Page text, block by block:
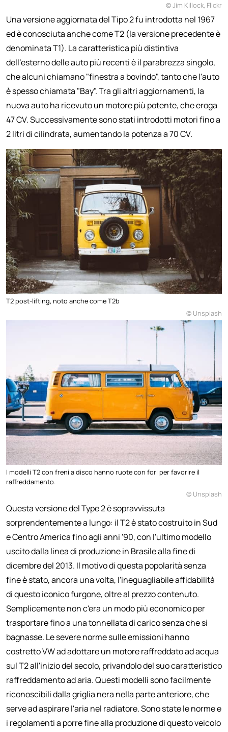
© Jim Killock, Flickr
Una versione aggiornata del Tipo 2 fu introdotta nel 1967
ed è conosciuta anche come T2 (la versione precedente è
denominata T1). La caratteristica più distintiva
dell'esterno delle auto più recenti è il parabrezza singolo,
che alcuni chiamano "finestra a bovindo", tanto che l'auto
è spesso chiamata "Bay". Tra gli altri aggiornamenti, la
nuova auto ha ricevuto un motore più potente, che eroga
47 CV. Successivamente sono stati introdotti motori fino a
2 litri di cilindrata, aumentando la potenza a 70 CV.
T2 post-lifting, noto anche come T2b
© Unsplash
I modelli T2 con freni a disco hanno ruote con fori per favorire il
raffreddamento.
© Unsplash
Questa versione del Type 2 è sopravvissuta
sorprendentemente a lungo: il T2 è stato costruito in Sud
e Centro America fino agli anni '90, con l'ultimo modello
uscito dalla linea di produzione in Brasile alla fine di
dicembre del 2013. Il motivo di questa popolarità senza
fine è stato, ancora una volta, l'ineguagliabile affidabilità
di questo iconico furgone, oltre al prezzo contenuto.
Semplicemente non c'era un modo più economico per
trasportare fino a una tonnellata di carico senza che si
bagnasse. Le severe norme sulle emissioni hanno
costretto VW ad adottare un motore raffreddato ad acqua
sul T2 all'inizio del secolo, privandolo del suo caratteristico
raffreddamento ad aria. Questi modelli sono facilmente
riconoscibili dalla griglia nera nella parte anteriore, che
serve ad aspirare l'aria nel radiatore. Sono state le norme e
i regolamenti a porre fine alla produzione di questo veicolo